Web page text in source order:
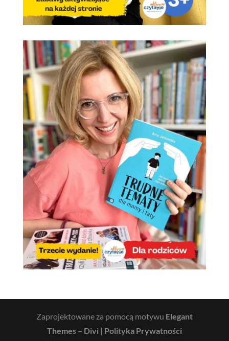
Zaprojektowane za pomocą motywu Elegant
Themes – Divi | Polityka Prywatności